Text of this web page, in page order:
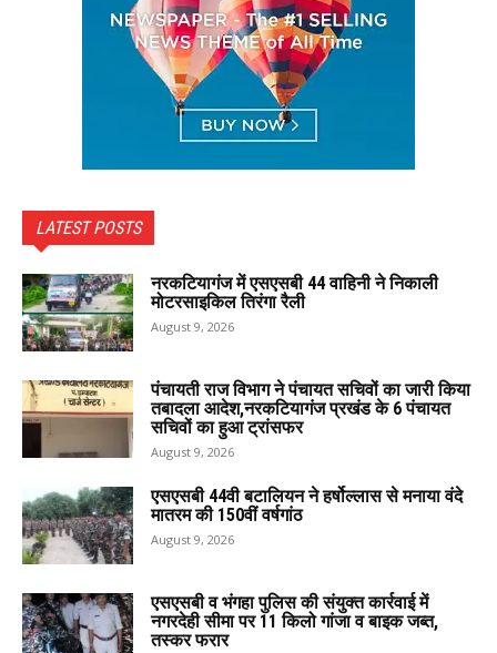
LATEST POSTS
नरकटियागंज में एसएसबी 44 वाहिनी ने निकाली
मोटरसाइकिल तिरंगा रैली
August 9, 2026
पंचायती राज विभाग ने पंचायत सचिवों का जारी किया
तबादला आदेश,नरकटियागंज प्रखंड के 6 पंचायत
सचिवों का हुआ ट्रांसफर
August 9, 2026
एसएसबी 44वी बटालियन ने हर्षोल्लास से मनाया वंदे
मातरम की 150वीं वर्षगांठ
August 9, 2026
एसएसबी व भंगहा पुलिस की संयुक्त कार्रवाई में
नगरदेही सीमा पर 11 किलो गांजा व बाइक जब्त,
तस्कर फरार